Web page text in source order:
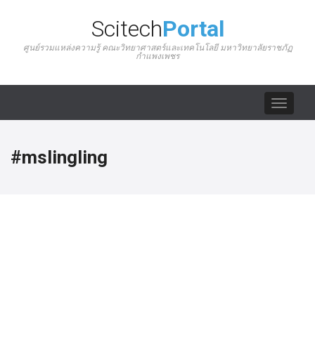
ScitechPortal
ศูนย์รวมแหล่งความรู้ คณะวิทยาศาสตร์และเทคโนโลยี มหาวิทยาลัยราชภัฏ
กำแพงเพชร
Toggle
#mslingling